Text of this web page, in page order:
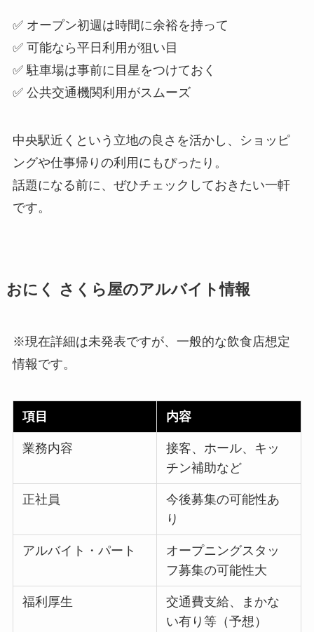
✅ オープン初週は時間に余裕を持って
✅ 可能なら平日利用が狙い目
✅ 駐車場は事前に目星をつけておく
✅ 公共交通機関利用がスムーズ
中央駅近くという立地の良さを活かし、ショッピ
ングや仕事帰りの利用にもぴったり。
話題になる前に、ぜひチェックしておきたい一軒
です。
おにく さくら屋のアルバイト情報
※現在詳細は未発表ですが、一般的な飲食店想定
情報です。
項目 内容
業務内容
接客、ホール、キッ
チン補助など
正社員
今後募集の可能性あ
り
アルバイト・パート
オープニングスタッ
フ募集の可能性大
福利厚生
交通費支給、まかな
い有り等（予想）